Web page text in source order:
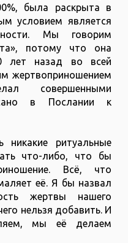
была раскрыта в
условием является
Мы говорим
потому что она
лет назад во всей
жертвоприношением
совершенными
в Послании к
ритуальные
что-либо, что бы
Всё, что
её. Я бы назвал
жертвы нашего
нельзя добавить. И
мы её делаем